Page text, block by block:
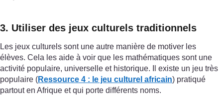
3. Utiliser des jeux culturels traditionnels
Les jeux culturels sont une autre manière de motiver les
élèves. Cela les aide à voir que les mathématiques sont une
activité populaire, universelle et historique. Il existe un jeu très
populaire (Ressource 4 : le jeu culturel africain) pratiqué
partout en Afrique et qui porte différents noms.